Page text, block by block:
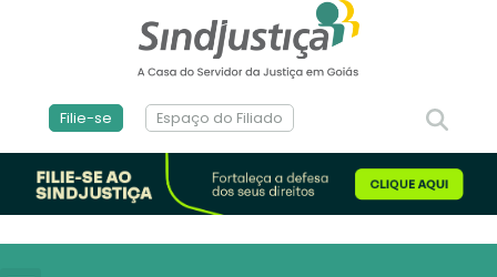
Filie-se Espaço do Filiado